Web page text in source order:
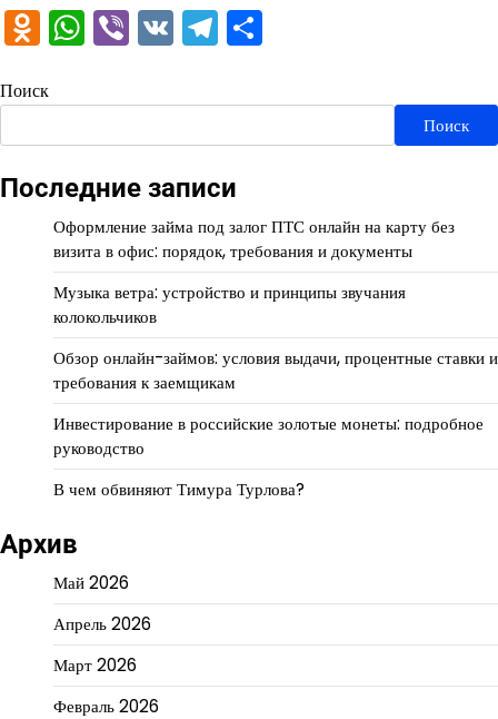
Odnoklassniki
WhatsApp
Viber
VKTelegram
Поиск
Поиск
Последние записи
Оформление займа под залог ПТС онлайн на карту без
визита в офис: порядок, требования и документы
Музыка ветра: устройство и принципы звучания
колокольчиков
Обзор онлайн-займов: условия выдачи, процентные ставки и
требования к заемщикам
Инвестирование в российские золотые монеты: подробное
руководство
В чем обвиняют Тимура Турлова?
Архив
Май 2026
Апрель 2026
Март 2026
Февраль 2026